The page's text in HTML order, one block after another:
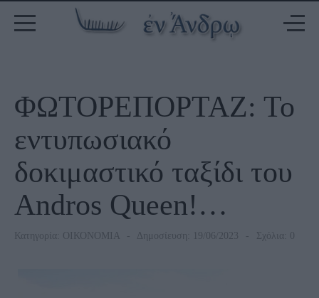
ΦΩΤΟΡΕΠΟΡΤΑΖ: Το
εντυπωσιακό
δοκιμαστικό ταξίδι του
Andros Queen!…
Κατηγορία: ΟΙΚΟΝΟΜΙΑ Δημοσίευση: 19/06/2023 Σχόλια: 0